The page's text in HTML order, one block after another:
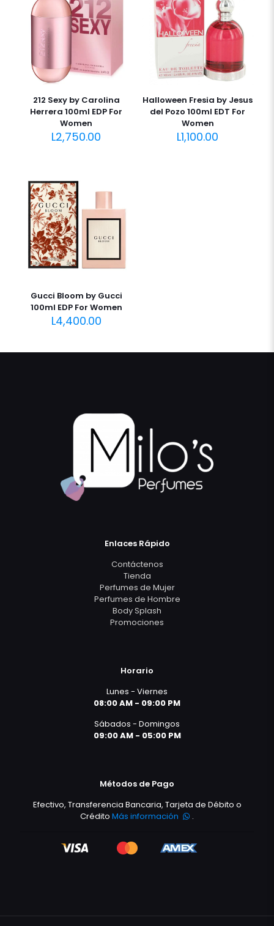
212 Sexy by Carolina
Herrera 100ml EDP For
Women
L2,750.00
Halloween Fresia by Jesus
del Pozo 100ml EDT For
Women
L1,100.00
Gucci Bloom by Gucci
100ml EDP For Women
L4,400.00
Enlaces Rápido
Contáctenos
Tienda
Perfumes de Mujer
Perfumes de Hombre
Body Splash
Promociones
Horario
Lunes - Viernes
08:00 AM - 09:00 PM
Sábados - Domingos
09:00 AM - 05:00 PM
Métodos de Pago
Efectivo, Transferencia Bancaria, Tarjeta de Débito o
CréditoMás información .